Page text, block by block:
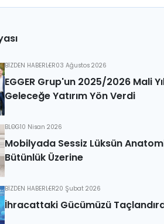
BİZDEN HABERLER03 Ağustos 2026
EGGER Grup'un 2025/2026 Mali
Geleceğe Yatırım Yön Verdi
BLOG10 Nisan 2026
Mobilyada Sessiz Lüksün
Bütünlük Üzerine
BİZDEN HABERLER20 Şubat 2026
İhracattaki Gücümüzü